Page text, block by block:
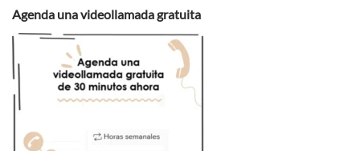
Agenda una videollamada gratuita